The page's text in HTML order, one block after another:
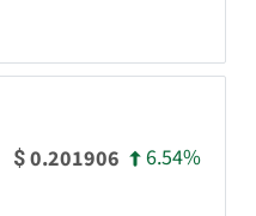
$0.201906 6.54%